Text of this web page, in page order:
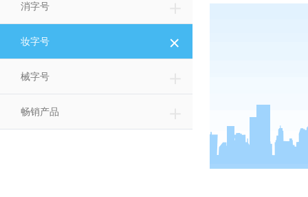
消字号
妆字号 ＋
械字号
畅销产品